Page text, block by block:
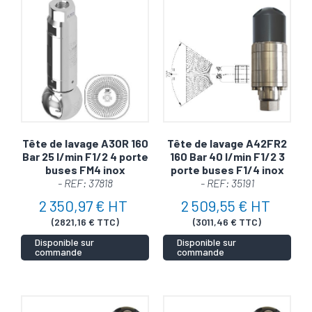
Retrouvez tous nos
nettoyeur haute pression
pour répondre
spécifiquement à votre besoin
Tête de lavage A30R 160
Bar 25 l/min F1/2 4 porte
buses FM4 inox
- REF: 37818
2 350,97 € HT
(2821,16 € TTC)
Disponible sur
commande
Tête de lavage A42FR2
160 Bar 40 l/min F1/2 3
porte buses F1/4 inox
- REF: 35191
2 509,55 € HT
(3011,46 € TTC)
Disponible sur
commande